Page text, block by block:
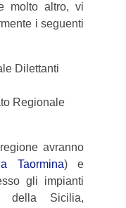
molto altro, vi
i seguenti
Dilettanti
Regionale
avranno
Taormina) e
gli impianti
della Sicilia,